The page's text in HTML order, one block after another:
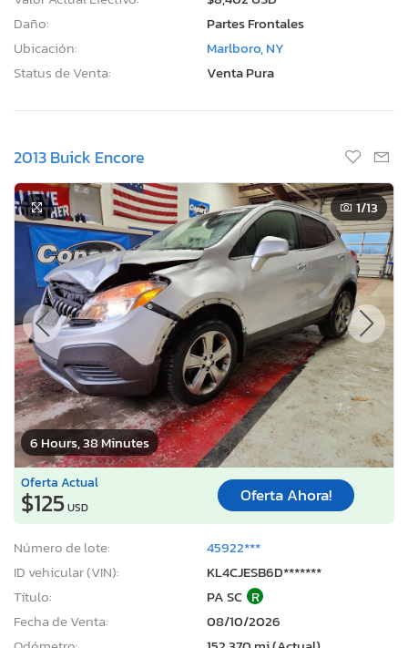
Daño:
Partes Frontales
Ubicación:
Marlboro, NY
Status de Venta:
Venta Pura
2013 Buick Encore
6 Hours, 38 Minutes
1/13
Oferta Actual
$125USD
Oferta Ahora!
Número de lote:
45922***
ID vehicular (VIN):
KL4CJESB6D*******
Título:
PA SC R
Fecha de Venta:
08/10/2026